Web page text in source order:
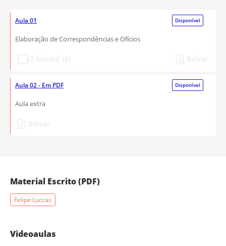
Aula 01 Disponível
Elaboração de Correspondências e Ofícios
Aula 02 - Em PDF Disponível
Aula extra
Material Escrito (PDF)
Felipe Luccas
Videoaulas